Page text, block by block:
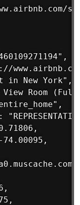
in New York",
Room